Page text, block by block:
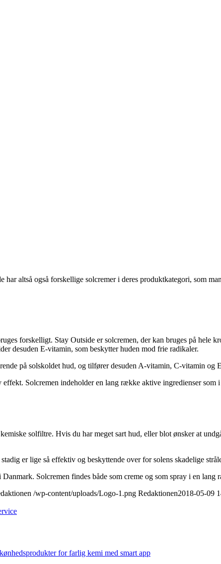
altså også forskellige solcremer i deres produktkategori, som
forskelligt. Stay Outside er solcremen, der kan bruges på hele
desuden E-vitamin, som beskytter huden mod frie radikaler.
på solskoldet hud, og tilfører desuden A-vitamin, C-vitamin og
Solcremen indeholder en lang række aktive ingredienser
solfiltre. Hvis du har meget sart hud, eller blot ønsker at
er lige så effektiv og beskyttende over for solens skadelige
Solcremen findes både som creme og som spray i en
/wp-content/uploads/Logo-1.png Redaktionen2018-05-09
for farlig kemi med smart app